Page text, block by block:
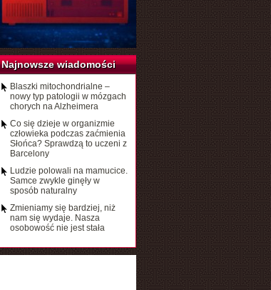
Najnowsze wiadomości
Blaszki mitochondrialne –
nowy typ patologii w mózgach
chorych na Alzheimera
Co się dzieje w organizmie
człowieka podczas zaćmienia
Słońca? Sprawdzą to uczeni z
Barcelony
Ludzie polowali na mamucice.
Samce zwykle ginęły w
sposób naturalny
Zmieniamy się bardziej, niż
nam się wydaje. Nasza
osobowość nie jest stała